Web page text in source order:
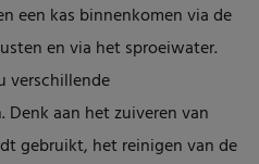
een kas binnenkomen via de
en via het sproeiwater.
verschillende
Denk aan het zuiveren van
gebruikt, het reinigen van de